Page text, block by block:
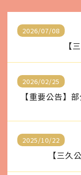
2026/07/08
【
2026/02/25
【重要公告】
2025/10/22
【三久